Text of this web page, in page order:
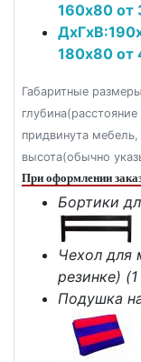
160x80 от
180x80 от
Габаритные
придвинута
высота(обычно
При оформлении
Бортики
Чехол для
резинке)
Подушка